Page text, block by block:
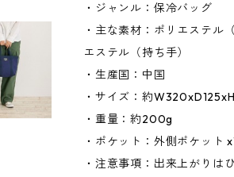
・ジャンル：保冷バッグ
・主な素材：ポリエステル
エステル（持ち手）
・生産国：中国
・サイズ：約
・重量：約200g
・ポケット：外側ポケット
・注意事項：出来上がりは